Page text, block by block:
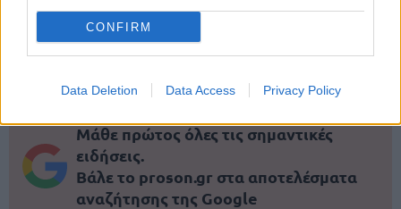
CONFIRM
Data Deletion Data Access Privacy Policy
μέρες
Μάθε πρώτος όλες τις σημαντικές
ειδήσεις.
Βάλε το proson.gr στα αποτελέσματα
αναζήτησης της Google